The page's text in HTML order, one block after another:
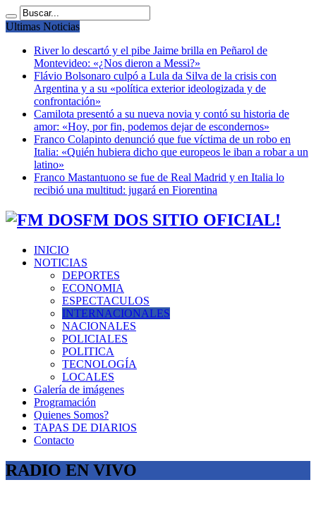
Ultimas Noticias
River lo descartó y el pibe Jaime brilla en Peñarol de
Montevideo: «¿Nos dieron a Messi?»
Flávio Bolsonaro culpó a Lula da Silva de la crisis con
Argentina y a su «política exterior ideologizada y de
confrontación»
Camilota presentó a su nueva novia y contó su historia de
amor: «Hoy, por fin, podemos dejar de escondernos»
Franco Colapinto denunció que fue víctima de un robo en
Italia: «Quién hubiera dicho que europeos le iban a robar a un
latino»
Franco Mastantuono se fue de Real Madrid y en Italia lo
recibió una multitud: jugará en Fiorentina
FM DOS SITIO OFICIAL!
INICIO
NOTICIAS
DEPORTES
ECONOMIA
ESPECTACULOS
INTERNACIONALES
NACIONALES
POLICIALES
POLITICA
TECNOLOGÍA
LOCALES
Galería de imágenes
Programación
Quienes Somos?
TAPAS DE DIARIOS
Contacto
RADIO EN VIVO